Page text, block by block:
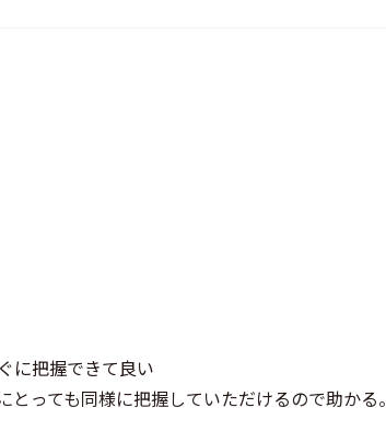
に把握できて良い
っても同様に把握していただけるので助かる。